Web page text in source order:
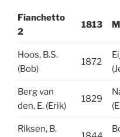
Fianchetto
2
1813
Hoos, B.S.
(Bob)
1872
Berg van
den, E. (Erik)
1829
Riksen, B.